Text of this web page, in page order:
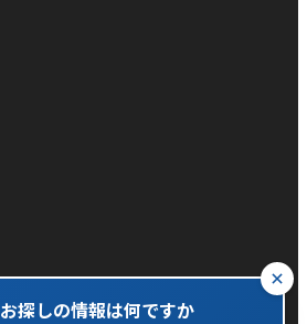
お探しの情報は何ですか
close